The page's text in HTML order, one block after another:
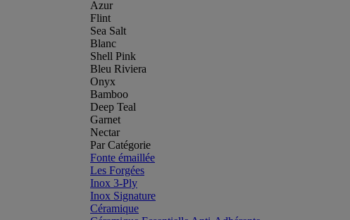
Azur
Flint
Sea Salt
Blanc
Shell Pink
Bleu Riviera
Onyx
Bamboo
Deep Teal
Garnet
Nectar
Par Catégorie
Fonte émaillée
Les Forgées
Inox 3-Ply
Inox Signature
Céramique